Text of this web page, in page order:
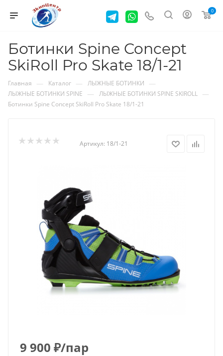
0
Ботинки Spine Concept
SkiRoll Pro Skate 18/1-21
Главная — Каталог — ЛЫЖНЫЕ БОТИНКИ —
ЛЫЖНЫЕ БОТИНКИ SPINE — ЛЫЖНЫЕ БОТИНКИ SPINE SKIROLL —
Ботинки Spine Concept SkiRoll Pro Skate 18/1-21
Артикул: 18/1-21
9 900 ₽/пар